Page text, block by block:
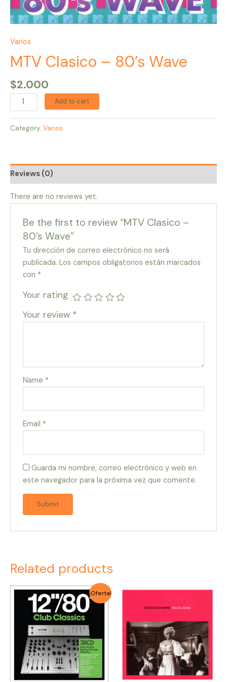
Varios
MTV Clasico – 80’s Wave
$2.000
Add to cart
Category: Varios
Reviews (0)
There are no reviews yet.
Be the first to review “MTV Clasico –
80’s Wave”
Tu dirección de correo electrónico no será
publicada. Los campos obligatorios están marcados
con *
Your rating
Your review *
Name *
Email *
Guarda mi nombre, correo electrónico y web en
este navegador para la próxima vez que comente.
Related products
¡Oferta!
Original
price
was:
$6.000.
Current
price
is:
$4.500.